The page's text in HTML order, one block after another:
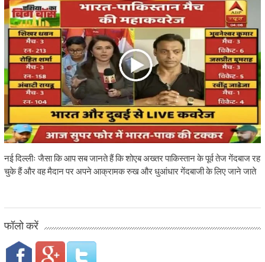
नई दिल्लीः जैसा कि आप सब जानते हैं कि शोएब अख्तर पाकिस्तान के पूर्व तेज गेंदबाज रह
चुके हैं और वह मैदान पर अपने आक्रामक रुख और धुआंधार गेंदबाजी के लिए जाने जाते
फॉलो करें